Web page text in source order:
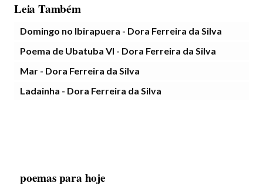
Leia Também
Domingo no Ibirapuera - Dora Ferreira da Silva
Poema de Ubatuba VI - Dora Ferreira da Silva
Mar - Dora Ferreira da Silva
Ladainha - Dora Ferreira da Silva
poemas para hoje